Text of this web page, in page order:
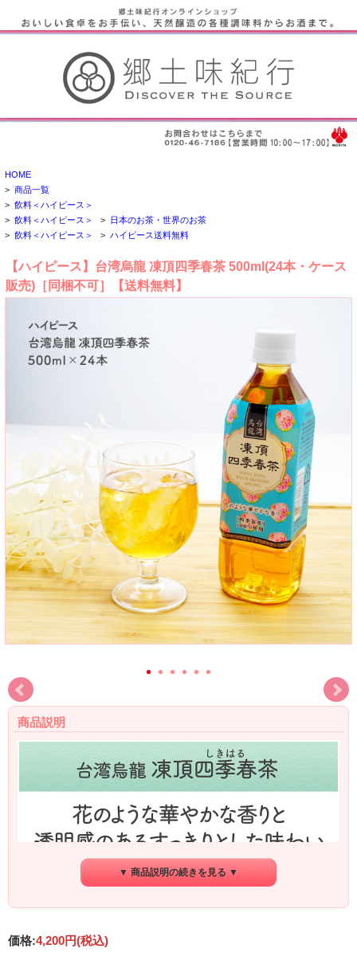
HOME
> 商品一覧
> 飲料＜ハイピース＞
> 飲料＜ハイピース＞ > 日本のお茶・世界のお茶
> 飲料＜ハイピース＞ > ハイピース送料無料
【ハイピース】台湾烏龍 凍頂四季春茶 500ml(24本・ケース
販売)［同梱不可］【送料無料】
商品説明
▼ 商品説明の続きを見る ▼
価格:4,200円(税込)